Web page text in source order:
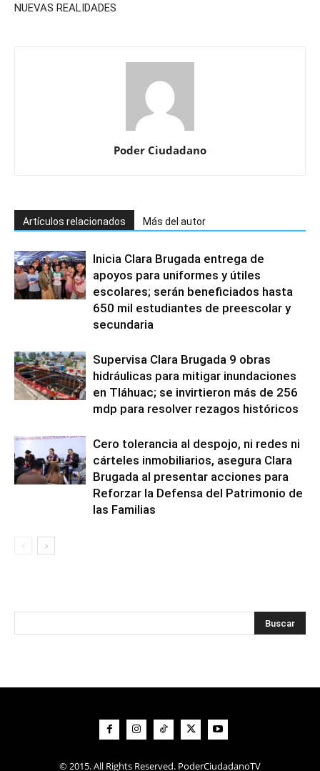
NUEVAS REALIDADES
Poder Ciudadano
Artículos relacionados Más del autor
Inicia Clara Brugada entrega de
apoyos para uniformes y útiles
escolares; serán beneficiados hasta
650 mil estudiantes de preescolar y
secundaria
Supervisa Clara Brugada 9 obras
hidráulicas para mitigar inundaciones
en Tláhuac; se invirtieron más de 256
mdp para resolver rezagos históricos
Cero tolerancia al despojo, ni redes ni
cárteles inmobiliarios, asegura Clara
Brugada al presentar acciones para
Reforzar la Defensa del Patrimonio de
las Familias
© 2015. All Rights Reserved. PoderCiudadanoTV